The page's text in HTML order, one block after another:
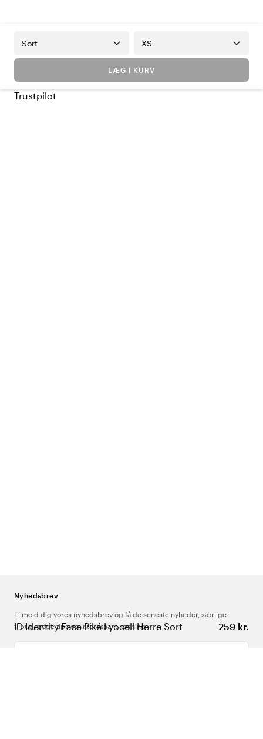
ID Identity Ease Piké Lyocell Herre Sort 259 kr.
Sort XS
LÆG I KURV
Trustpilot
Nyhedsbrev
Tilmeld dig vores nyhedsbrev og få de seneste nyheder, særlige
tilbud, gode tips og interessant læsning
Indtast din e-mailadresse